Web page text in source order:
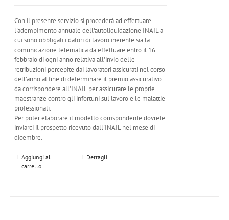
Con il presente servizio si procederà ad effettuare
l'adempimento annuale dell'autoliquidazione INAIL a
cui sono obbligati i datori di lavoro inerente sia la
comunicazione telematica da effettuare entro il 16
febbraio di ogni anno relativa all'invio delle
retribuzioni percepite dai lavoratori assicurati nel corso
dell'anno al fine di determinare il premio assicurativo
da corrispondere all'INAIL per assicurare le proprie
maestranze contro gli infortuni sul lavoro e le malattie
professionali.
Per poter elaborare il modello corrispondente dovrete
inviarci il prospetto ricevuto dall'INAIL nel mese di
dicembre.
Aggiungi al
carrello
Dettagli